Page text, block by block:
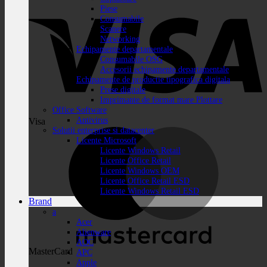
Visa
MasterCard
Piese
Consumabile
Scanere
Networking
Echipamente departamentale
Consumabile OSG
Accesorii echipamente departamentale
Echipamente de productie tipografica digitala
Prese digitale
Imprimante de format mare Plottare
Office Software
Antivirus
Solutii enterprise si datacenter
Licente Microsoft
Licente Windows Retail
Licente Office Retail
Licente Windows OEM
Licente Office Retail ESD
Licente Windows Retail ESD
Brand
a
Acer
Alienware
AOC
APC
Apple